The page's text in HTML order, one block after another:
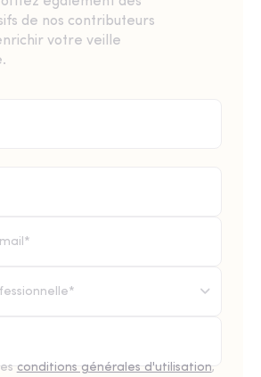
de nos contributeurs
votre veille
conditions générales d'utilisation,